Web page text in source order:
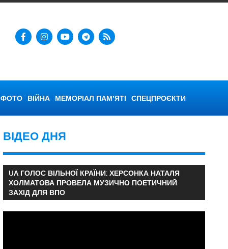
ФОТО ВІЙНА МЕМОРІАЛ ПАМ’ЯТІ СПЕЦПРОЄКТИ
ВІДЕО ДНЯ
UA ГОЛОС ВІЛЬНОЇ КРАЇНИ: ХЕРСОНКА НАТАЛЯ
ХОЛМАТОВА ПРОВЕЛА МУЗИЧНО ПОЕТИЧНИЙ
ЗАХІД ДЛЯ ВПО